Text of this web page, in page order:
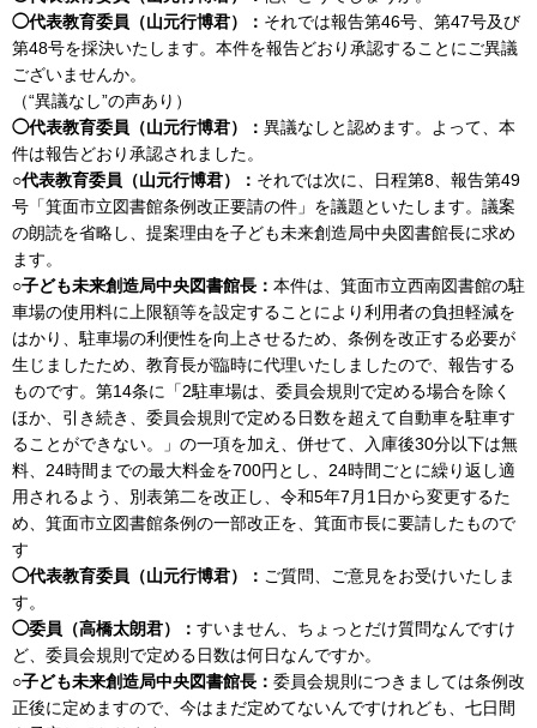
◯代表教育委員（山元行博君）： それでは報告第46号、第47号及び
第48号を採決いたします。本件を報告どおり承認することにご異議
ございませんか。
（“異議なし”の声あり）
◯代表教育委員（山元行博君）： 異議なしと認めます。よって、本
件は報告どおり承認されました。
○代表教育委員（山元行博君）： それでは次に、日程第8、報告第49
号「箕面市立図書館条例改正要請の件」を議題といたします。議案
の朗読を省略し、提案理由を子ども未来創造局中央図書館長に求め
ます。
○子ども未来創造局中央図書館長： 本件は、箕面市立西南図書館の駐
車場の使用料に上限額等を設定することにより利用者の負担軽減を
はかり、駐車場の利便性を向上させるため、条例を改正する必要が
生じましたため、教育長が臨時に代理いたしましたので、報告する
ものです。第14条に「2駐車場は、委員会規則で定める場合を除く
ほか、引き続き、委員会規則で定める日数を超えて自動車を駐車す
ることができない。」の一項を加え、併せて、入庫後30分以下は無
料、24時間までの最大料金を700円とし、24時間ごとに繰り返し適
用されるよう、別表第二を改正し、令和5年7月1日から変更するた
め、箕面市立図書館条例の一部改正を、箕面市長に要請したもので
す
◯代表教育委員（山元行博君）： ご質問、ご意見をお受けいたしま
す。
◯委員（高橋太朗君）： すいません、ちょっとだけ質問なんですけ
ど、委員会規則で定める日数は何日なんですか。
○子ども未来創造局中央図書館長： 委員会規則につきましては条例改
正後に定めますので、今はまだ定めてないんですけれども、七日間